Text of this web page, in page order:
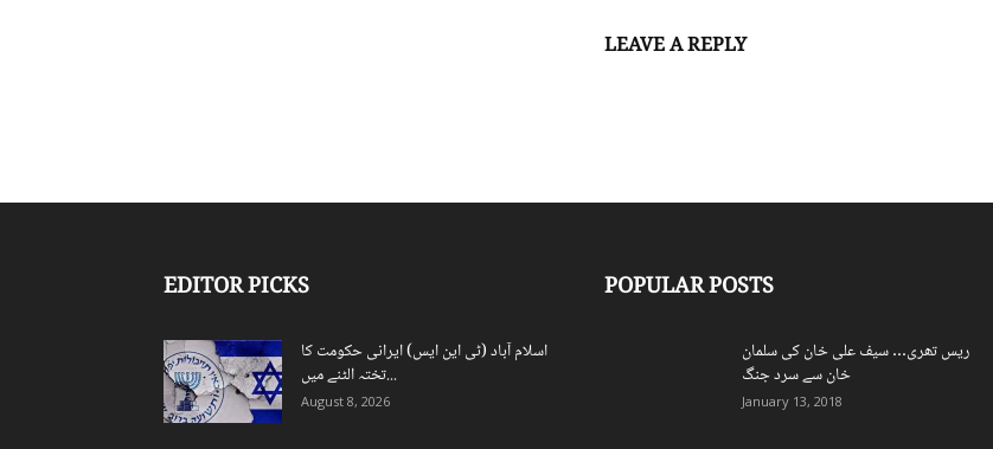
LEAVE A REPLY
EDITOR PICKS
اسلام آباد (ٹی این ایس) ایرانی حکومت کا
تختہ الٹنے میں...
August 8, 2026
POPULAR POSTS
ریس تھری… سیف علی خان کی سلمان
خان سے سرد جنگ
January 13, 2018